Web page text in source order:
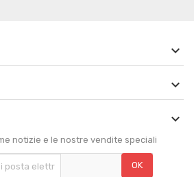



notizie e le nostre vendite speciali